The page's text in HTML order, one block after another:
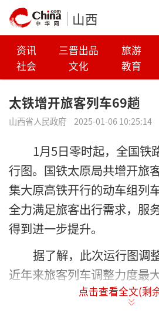
山西
资讯 三晋出品 旅游
社会
文化 教育
太铁增开旅客列车69趟
山西省人民政府 2025-01-06 10:25:14
1月5日零时起，全国铁
行图。国铁太原局共增开旅
集大原高铁开行的动车组列
全力满足旅客出行需求，服
得到进一步提升。
据了解，此次运行图调
近年来旅客列车调整力度最
随着集大原高铁的开通运营
点击查看全文(剩